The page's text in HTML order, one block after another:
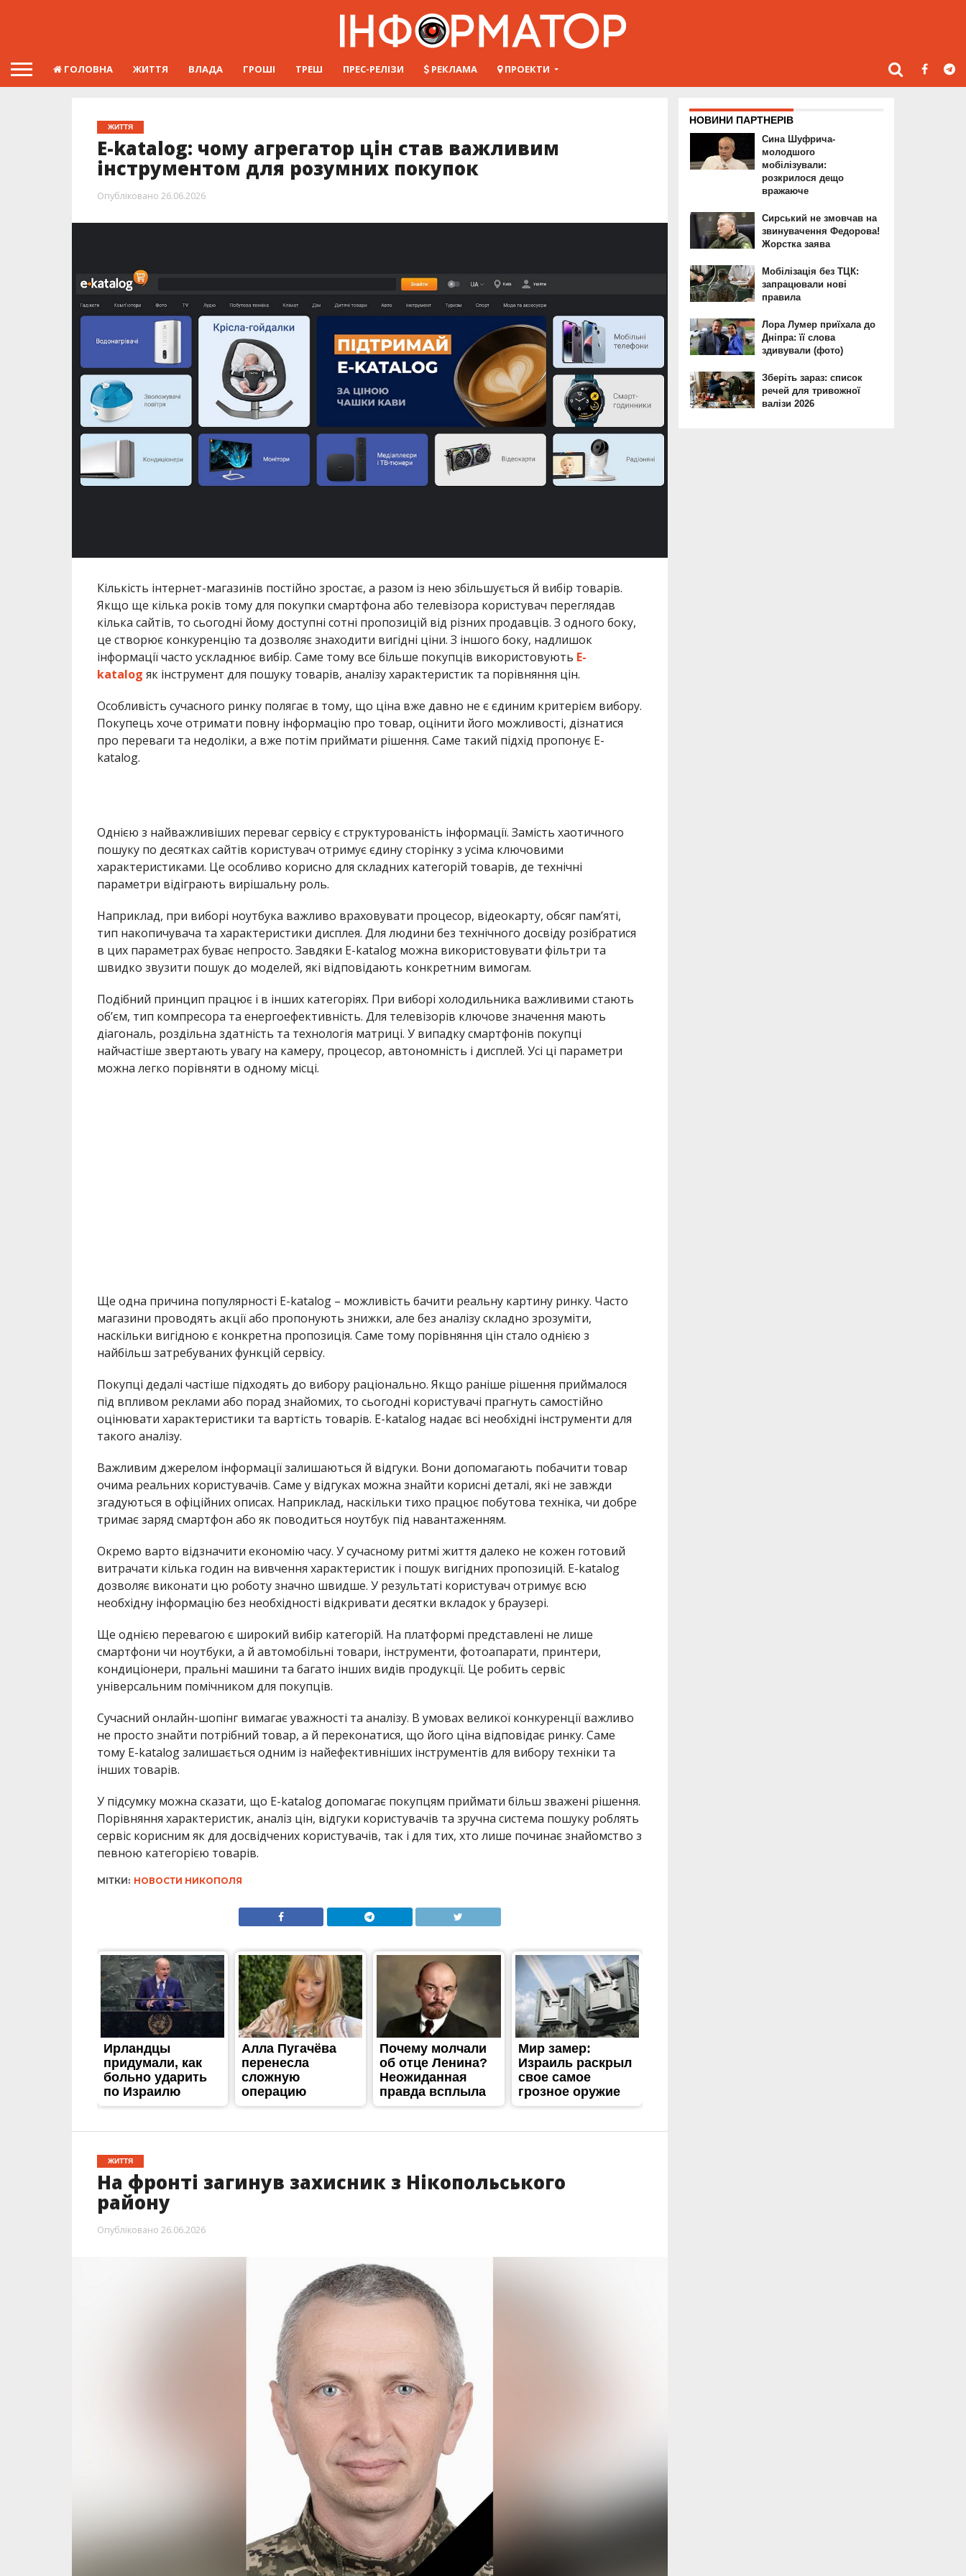
ГОЛОВНА ЖИТТЯ ВЛАДА ГРОШІ ТРЕШ ПРЕС-РЕЛІЗИ РЕКЛАМА ПРОЕКТИ
ЖИТТЯ
E-katalog: чому агрегатор цін став важливим
інструментом для розумних покупок
Опубліковано 26.06.2026
Кількість інтернет-магазинів постійно зростає, а разом із нею збільшується й вибір товарів.
Якщо ще кілька років тому для покупки смартфона або телевізора користувач переглядав
кілька сайтів, то сьогодні йому доступні сотні пропозицій від різних продавців. З одного боку,
це створює конкуренцію та дозволяє знаходити вигідні ціни. З іншого боку, надлишок
інформації часто ускладнює вибір. Саме тому все більше покупців використовують E-
katalog як інструмент для пошуку товарів, аналізу характеристик та порівняння цін.
Особливість сучасного ринку полягає в тому, що ціна вже давно не є єдиним критерієм вибору.
Покупець хоче отримати повну інформацію про товар, оцінити його можливості, дізнатися
про переваги та недоліки, а вже потім приймати рішення. Саме такий підхід пропонує E-
katalog.
Однією з найважливіших переваг сервісу є структурованість інформації. Замість хаотичного
пошуку по десятках сайтів користувач отримує єдину сторінку з усіма ключовими
характеристиками. Це особливо корисно для складних категорій товарів, де технічні
параметри відіграють вирішальну роль.
Наприклад, при виборі ноутбука важливо враховувати процесор, відеокарту, обсяг пам’яті,
тип накопичувача та характеристики дисплея. Для людини без технічного досвіду розібратися
в цих параметрах буває непросто. Завдяки E-katalog можна використовувати фільтри та
швидко звузити пошук до моделей, які відповідають конкретним вимогам.
Подібний принцип працює і в інших категоріях. При виборі холодильника важливими стають
об’єм, тип компресора та енергоефективність. Для телевізорів ключове значення мають
діагональ, роздільна здатність та технологія матриці. У випадку смартфонів покупці
найчастіше звертають увагу на камеру, процесор, автономність і дисплей. Усі ці параметри
можна легко порівняти в одному місці.
Ще одна причина популярності E-katalog – можливість бачити реальну картину ринку. Часто
магазини проводять акції або пропонують знижки, але без аналізу складно зрозуміти,
наскільки вигідною є конкретна пропозиція. Саме тому порівняння цін стало однією з
найбільш затребуваних функцій сервісу.
Покупці дедалі частіше підходять до вибору раціонально. Якщо раніше рішення приймалося
під впливом реклами або порад знайомих, то сьогодні користувачі прагнуть самостійно
оцінювати характеристики та вартість товарів. E-katalog надає всі необхідні інструменти для
такого аналізу.
Важливим джерелом інформації залишаються й відгуки. Вони допомагають побачити товар
очима реальних користувачів. Саме у відгуках можна знайти корисні деталі, які не завжди
згадуються в офіційних описах. Наприклад, наскільки тихо працює побутова техніка, чи добре
тримає заряд смартфон або як поводиться ноутбук під навантаженням.
Окремо варто відзначити економію часу. У сучасному ритмі життя далеко не кожен готовий
витрачати кілька годин на вивчення характеристик і пошук вигідних пропозицій. E-katalog
дозволяє виконати цю роботу значно швидше. У результаті користувач отримує всю
необхідну інформацію без необхідності відкривати десятки вкладок у браузері.
Ще однією перевагою є широкий вибір категорій. На платформі представлені не лише
смартфони чи ноутбуки, а й автомобільні товари, інструменти, фотоапарати, принтери,
кондиціонери, пральні машини та багато інших видів продукції. Це робить сервіс
універсальним помічником для покупців.
Сучасний онлайн-шопінг вимагає уважності та аналізу. В умовах великої конкуренції важливо
не просто знайти потрібний товар, а й переконатися, що його ціна відповідає ринку. Саме
тому E-katalog залишається одним із найефективніших інструментів для вибору техніки та
інших товарів.
У підсумку можна сказати, що E-katalog допомагає покупцям приймати більш зважені рішення.
Порівняння характеристик, аналіз цін, відгуки користувачів та зручна система пошуку роблять
сервіс корисним як для досвідчених користувачів, так і для тих, хто лише починає знайомство з
певною категорією товарів.
МІТКИ: НОВОСТИ НИКОПОЛЯ
ЖИТТЯ
На фронті загинув захисник з Нікопольського
району
Опубліковано 26.06.2026